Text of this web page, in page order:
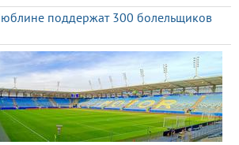
поддержат 300 болельщиков